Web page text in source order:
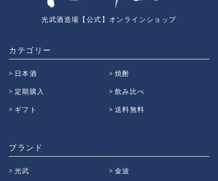
光武酒造場【公式】オンラインショップ
カテゴリー
日本酒
焼酎
定期購入
飲み比べ
ギフト
送料無料
ブランド
光武
金波